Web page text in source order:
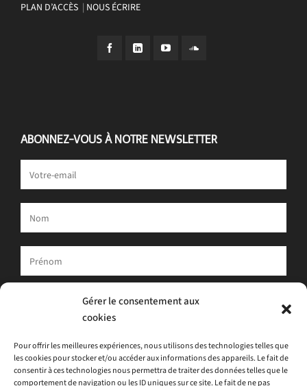
Gérer le consentement aux
cookies
Pour offrir les meilleures expériences, nous utilisons des technologies telles que
les cookies pour stocker et/ou accéder aux informations des appareils. Le fait de
consentir à ces technologies nous permettra de traiter des données telles que le
comportement de navigation ou les ID uniques sur ce site. Le fait de ne pas
PLAN D’ACCÈS | NOUS ÉCRIRE
ABONNEZ-VOUS À NOTRE NEWSLETTER
Votre adresse e-mail est uniquement utilisée pour vous envoyer
notre newsletter et des informations sur les activités d'ATLAS.
la newsletter.
J'acceptela politique de confidentialité